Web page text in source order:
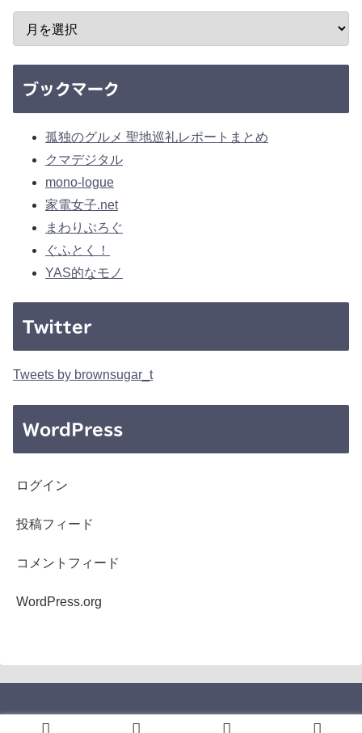
ブックマーク
孤独のグルメ 聖地巡礼レポートまとめ
クマデジタル
mono-logue
家電女子.net
まわりぶろぐ
ぐふとく！
YAS的なモノ
Twitter
Tweets by brownsugar_t
WordPress
ログイン
投稿フィード
コメントフィード
WordPress.org